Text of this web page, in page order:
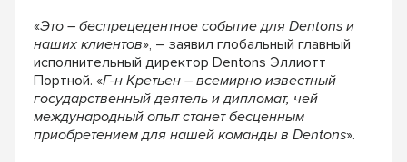
«Это – беспрецедентное событие для Dentons и
наших клиентов», – заявил глобальный главный
исполнительный директор Dentons Эллиотт
Портной. «Г-н Кретьен – всемирно известный
государственный деятель и дипломат, чей
международный опыт станет бесценным
приобретением для нашей команды в Dentons».